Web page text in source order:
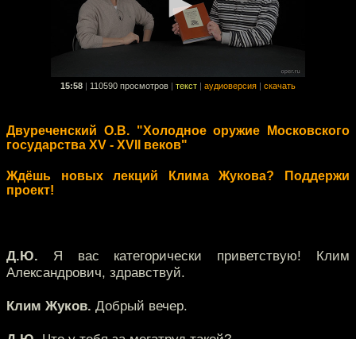
15:58 110590 просмотров текст аудиоверсия скачать
Двуреченский О.В. "Холодное оружие Московского
государства XV - XVII веков"
Ждёшь новых лекций Клима Жукова? Поддержи
проект!
Д.Ю. Я вас категорически приветствую! Клим
Александрович, здравствуй.
Клим Жуков. Добрый вечер.